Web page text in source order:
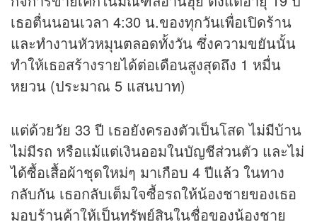
เธอตื่นนอนเวลา 4:30 น.ของทุกวันเพื่อเปิดร้าน
และทำงานหัวหมุนตลอดทั้งวัน ซึ่งความขยันนั้น
ทำให้เธอสร้างรายได้ต่อเดือนสูงสุดถึง 1 หมื่น
หยวน (ประมาณ 5 แสนบาท)
แต่ด้วยวัย 33 ปี เธอยังครองตัวเป็นโสด ไม่มีบ้าน
ไม่มีรถ หรือแม้แต่เงินออมในบัญชีส่วนตัว และไม่
ได้ซื้อเสื้อผ้าชุดใหม่ๆ มาเกือบ 4 ปีแล้ว ในทาง
กลับกัน เธอกลับเต็มใจซื้อรถให้น้องชายของเธอ
มอบร้านค้าให้เป็นทรัพย์สินในชื่อของน้องชาย